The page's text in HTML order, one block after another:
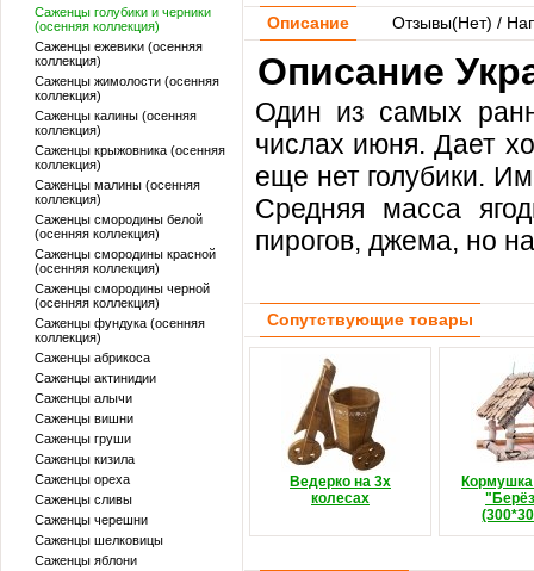
Саженцы голубики и черники
(осенняя коллекция)
Саженцы ежевики (осенняя
коллекция)
Саженцы жимолости (осенняя
коллекция)
Саженцы калины (осенняя
коллекция)
Саженцы крыжовника (осенняя
коллекция)
Саженцы малины (осенняя
коллекция)
Саженцы смородины белой
(осенняя коллекция)
Саженцы смородины красной
(осенняя коллекция)
Саженцы смородины черной
(осенняя коллекция)
Саженцы фундука (осенняя
коллекция)
Саженцы абрикоса
Саженцы актинидии
Саженцы алычи
Саженцы вишни
Саженцы груши
Саженцы кизила
Саженцы ореха
Саженцы сливы
Саженцы черешни
Саженцы шелковицы
Саженцы яблони
Описание Отзывы(Нет) /
Описание
Один из самых
числах июня. Дает
еще нет голубики.
Средняя масса
пирогов, джема, но
Сопутствующие товары
Ведерко на 3х
колесах